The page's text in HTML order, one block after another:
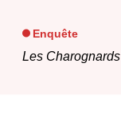
Enquête
Les Charognards